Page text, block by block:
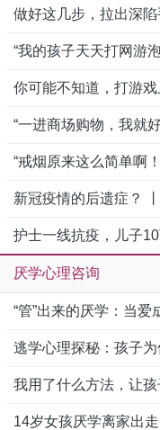
做好这几步，拉出深
“我的孩子天天打网游
你可能不知道，打游
“一进商场购物，我就
“戒烟原来这么简单啊
新冠疫情的后遗症？
护士一线抗疫，儿子
厌学心理咨询
“管”出来的厌学：当爱
逃学心理探秘：孩子
我用了什么方法，让孩
14岁女孩厌学离家出